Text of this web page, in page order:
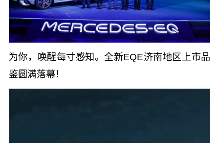
为你，唤醒每寸感知。全新EQE济南地区上市品
鉴圆满落幕！